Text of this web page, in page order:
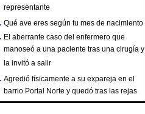
representante
Qué ave eres según tu mes de nacimiento
El aberrante caso del enfermero que
manoseó a una paciente tras una cirugía y
la invitó a salir
Agredió físicamente a su expareja en el
barrio Portal Norte y quedó tras las rejas